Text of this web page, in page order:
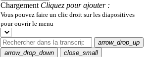
Chargement Cliquez pour ajouter :
Vous pouvez faire un clic droit sur les diapositives
pour ouvrir le menu
arrow_drop_up
arrow_drop_down
close_small